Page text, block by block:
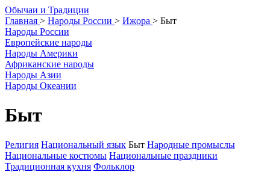
Обычаи и Традиции
Главная > Народы России > Ижора > Быт
Народы России
Европейские народы
Народы Америки
Африканские народы
Народы Азии
Народы Океании
Быт
Религия Национальный язык Быт Народные промыслы
Национальные костюмы Национальные праздники
Традиционная кухня Фольклор